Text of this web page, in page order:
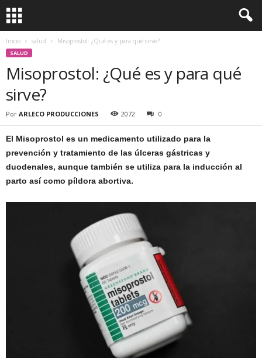
Inicio salud Misoprostol: ¿Qué es y para qué sirve?
SALUD
Misoprostol: ¿Qué es y para qué
sirve?
Por ARLECO PRODUCCIONES 2072 0
El Misoprostol es un medicamento utilizado para la
prevención y tratamiento de las úlceras gástricas y
duodenales, aunque también se utiliza para la inducción al
parto así como píldora abortiva.